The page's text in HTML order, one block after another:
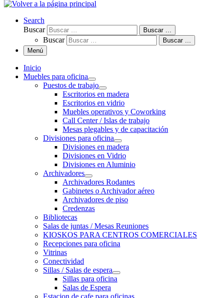
Search
Buscar
Buscar …
Buscar
Buscar …
Menú
Inicio
Muebles para oficina
Puestos de trabajo
Escritorios en madera
Escritorios en vidrio
Muebles operativos y Coworking
Call Center / Islas de trabajo
Mesas plegables y de capacitación
Divisiones para oficina
Divisiones en madera
Divisiones en Vidrio
Divisiones en Aluminio
Archivadores
Archivadores Rodantes
Gabinetes o Archivador aéreo
Archivadores de piso
Credenzas
Bibliotecas
Salas de juntas / Mesas Reuniones
KIOSKOS PARA CENTROS COMERCIALES
Recepciones para oficina
Vitrinas
Conectividad
Sillas / Salas de espera
Sillas para oficina
Salas de Espera
Estacion de cafe para oficinas